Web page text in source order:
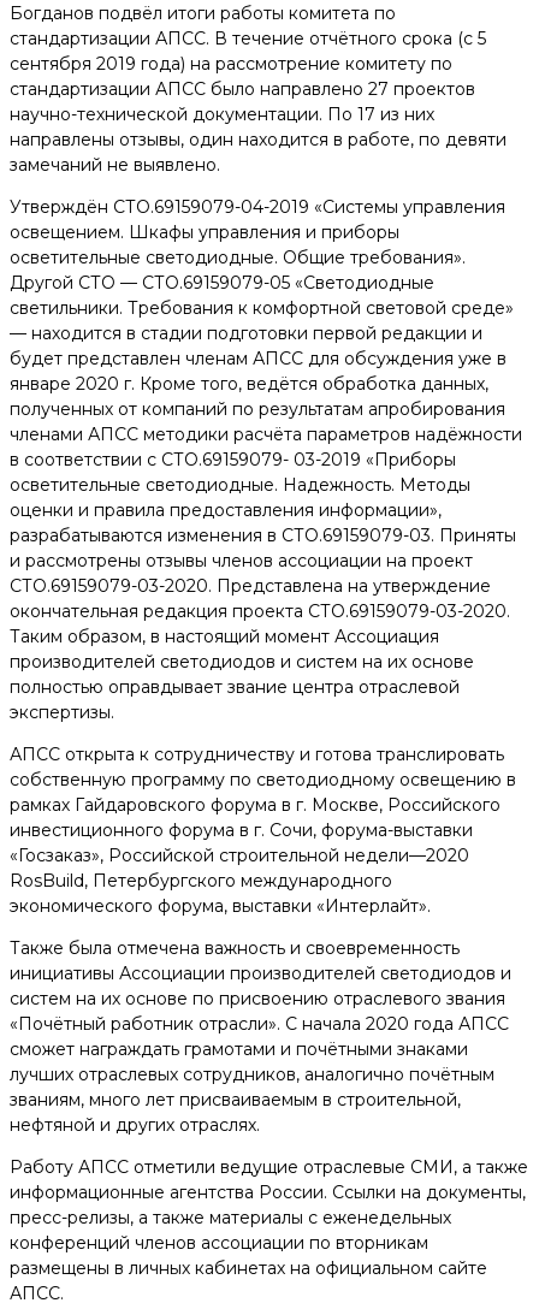
Богданов подвёл итоги работы​ комитета по
стандартизации АПСС. В течение отчётного срока (с 5
сентября 2019 года) на рассмотрение комитету по
стандартизации АПСС было направлено 27 проектов
научно-технической документации. По 17 из них
направлены отзывы, один находится в работе, по девяти
замечаний не выявлено.
Утверждён СТО.69159079-04-2019 «Системы управления
освещением. Шкафы управления и приборы
осветительные светодиодные. Общие требования».
Другой СТО​ — СТО.69159079-05 «Светодиодные
светильники. Требования к комфортной световой среде»
— находится в стадии подготовки первой редакции и
будет представлен членам АПСС для обсуждения уже в
январе 2020 г. Кроме того, ведётся обработка данных,
полученных от компаний по результатам апробирования
членами АПСС методики расчёта параметров надёжности
в соответствии с СТО.69159079- 03-2019 «Приборы
осветительные светодиодные. Надежность. Методы
оценки и правила предоставления информации»,
разрабатываются изменения в СТО.69159079-03. Приняты
и рассмотрены отзывы членов ассоциации на проект
СТО.69159079-03-2020. Представлена на утверждение
окончательная редакция проекта СТО.69159079-03-2020.
Таким образом, в настоящий момент Ассоциация
производителей светодиодов и систем на их основе
полностью оправдывает звание центра отраслевой
экспертизы.
АПСС открыта к сотрудничеству и готова транслировать
собственную программу по светодиодному освещению в
рамках Гайдаровского форума в г. Москве, Российского
инвестиционного форума в г. Сочи, форума-выставки
«Госзаказ», Российской строительной недели—2020
RosBuild, Петербургского международного
экономического форума, выставки​ «Интерлайт».
Также была отмечена важность и своевременность
инициативы Ассоциации производителей светодиодов и
систем на их основе по присвоению отраслевого звания
«Почётный работник отрасли». С начала 2020 года АПСС
сможет награждать грамотами и почётными знаками
лучших отраслевых сотрудников, аналогично почётным
званиям, много лет присваиваемым в строительной,
нефтяной и других отраслях.
Работу АПСС отметили ведущие отраслевые СМИ, а также
информационные агентства России. Ссылки на документы,
пресс-релизы, а также материалы с еженедельных
конференций членов ассоциации по вторникам
размещены в личных кабинетах на официальном сайте
АПСС.